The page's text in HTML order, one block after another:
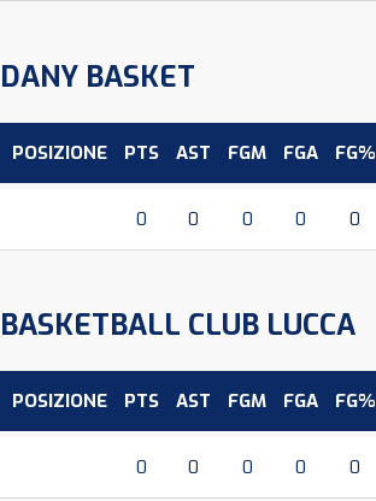
DANY BASKET
POSIZIONE PTS AST FGM FGA FG%
0 0 0 0 0
BASKETBALL CLUB LUCCA
POSIZIONE PTS AST FGM FGA FG%
0 0 0 0 0